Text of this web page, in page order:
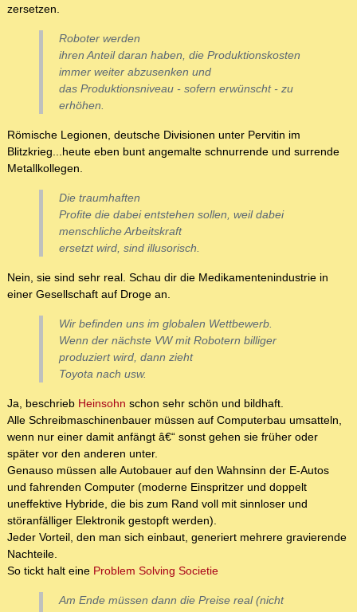
zersetzen.
Roboter werden
ihren Anteil daran haben, die Produktionskosten
immer weiter abzusenken und
das Produktionsniveau - sofern erwünscht - zu
erhöhen.
Römische Legionen, deutsche Divisionen unter Pervitin im
Blitzkrieg...heute eben bunt angemalte schnurrende und surrende
Metallkollegen.
Die traumhaften
Profite die dabei entstehen sollen, weil dabei
menschliche Arbeitskraft
ersetzt wird, sind illusorisch.
Nein, sie sind sehr real. Schau dir die Medikamentenindustrie in
einer Gesellschaft auf Droge an.
Wir befinden uns im globalen Wettbewerb.
Wenn der nächste VW mit Robotern billiger
produziert wird, dann zieht
Toyota nach usw.
Ja, beschrieb Heinsohn schon sehr schön und bildhaft.
Alle Schreibmaschinenbauer müssen auf Computerbau umsatteln,
wenn nur einer damit anfängt â€“ sonst gehen sie früher oder
später vor den anderen unter.
Genauso müssen alle Autobauer auf den Wahnsinn der E-Autos
und fahrenden Computer (moderne Einspritzer und doppelt
uneffektive Hybride, die bis zum Rand voll mit sinnloser und
störanfälliger Elektronik gestopft werden).
Jeder Vorteil, den man sich einbaut, generiert mehrere gravierende
Nachteile.
So tickt halt eine Problem Solving Societie
Am Ende müssen dann die Preise real (nicht